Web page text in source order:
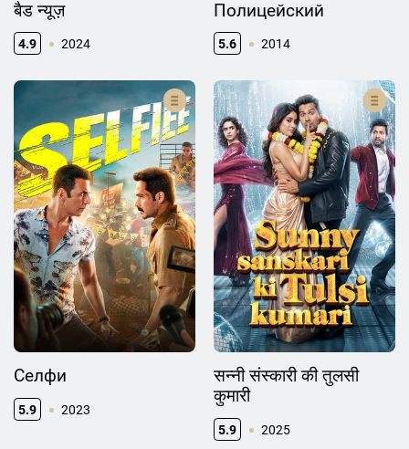
बैड न्यूज़
4.9 2024
Полицейский
5.6 2014
Селфи
5.9 2023
सन्नी संस्कारी की तुलसी
कुमारी
5.9 2025